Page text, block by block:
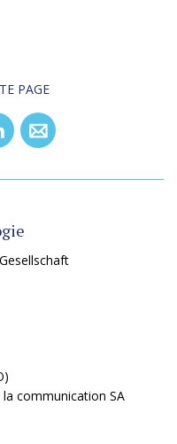
PAGE
communication SA